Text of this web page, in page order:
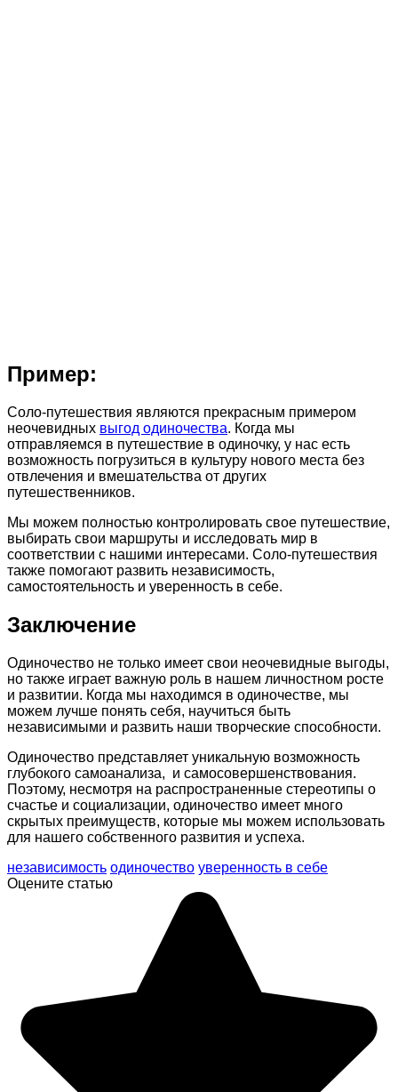
Пример:
Соло-путешествия являются прекрасным примером
неочевидных выгод одиночества. Когда мы
отправляемся в путешествие в одиночку, у нас есть
возможность погрузиться в культуру нового места без
отвлечения и вмешательства от других
путешественников.
Мы можем полностью контролировать свое путешествие,
выбирать свои маршруты и исследовать мир в
соответствии с нашими интересами. Соло-путешествия
также помогают развить независимость,
самостоятельность и уверенность в себе.
Заключение
Одиночество не только имеет свои неочевидные выгоды,
но также играет важную роль в нашем личностном росте
и развитии. Когда мы находимся в одиночестве, мы
можем лучше понять себя, научиться быть
независимыми и развить наши творческие способности.
Одиночество представляет уникальную возможность
глубокого самоанализа, и самосовершенствования.
Поэтому, несмотря на распространенные стереотипы о
счастье и социализации, одиночество имеет много
скрытых преимуществ, которые мы можем использовать
для нашего собственного развития и успеха.
независимость одиночество уверенность в себе
Оцените статью